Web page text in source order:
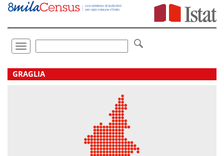
Vai
direttamente
Toggle
navigation
.
GRAGLIA